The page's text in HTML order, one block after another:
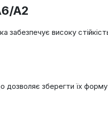
A2
високу
дозволяє зберегти їх